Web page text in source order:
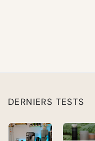
DERNIERS TESTS